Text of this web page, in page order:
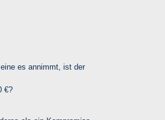
es annimmt, ist der
€?